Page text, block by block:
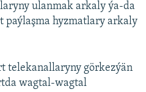
ulanmak arkaly ýa-da
hyzmatlary arkaly
telekanallaryny görkezýän
wagtal-wagtal